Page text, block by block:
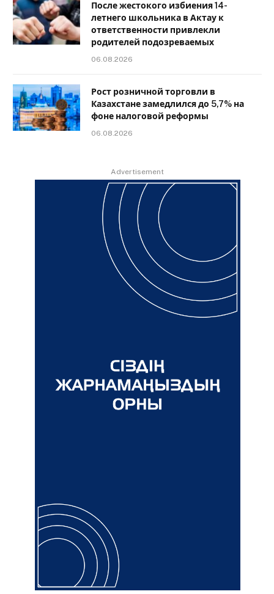
После жестокого избиения 14-
летнего школьника в Актау к
ответственности привлекли
родителей подозреваемых
06.08.2026
Рост розничной торговли в
Казахстане замедлился до 5,7% на
фоне налоговой реформы
06.08.2026
Advertisement